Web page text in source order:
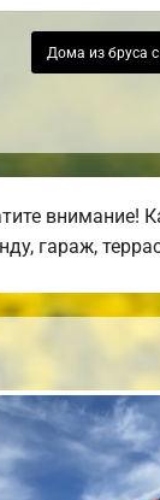
Дома из бруса
внимание!
гараж,